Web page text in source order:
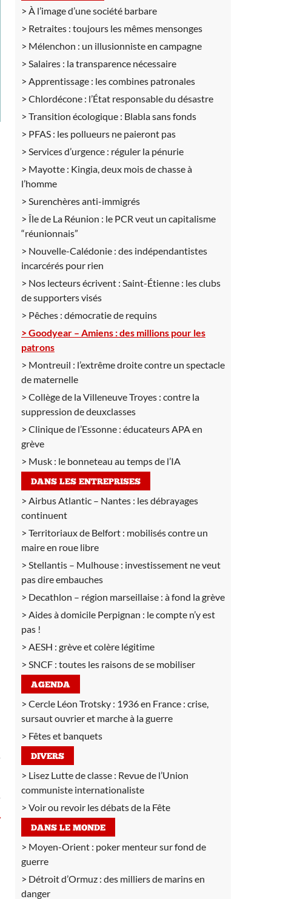
À l’image d’une société barbare
Retraites : toujours les mêmes mensonges
Mélenchon : un illusionniste en campagne
Salaires : la transparence nécessaire
Apprentissage : les combines patronales
Chlordécone : l’État responsable du désastre
Transition écologique : Blabla sans fonds
PFAS : les pollueurs ne paieront pas
Services d’urgence : réguler la pénurie
Mayotte : Kingia, deux mois de chasse à
l’homme
Surenchères anti-immigrés
Île de La Réunion : le PCR veut un capitalisme
“réunionnais”
Nouvelle-Calédonie : des indépendantistes
incarcérés pour rien
Nos lecteurs écrivent : Saint-Étienne : les clubs
de supporters visés
Pêches : démocratie de requins
Goodyear – Amiens :des millions pour les
patrons
Montreuil : l’extrême droite contre un spectacle
de maternelle
Collège de la Villeneuve Troyes : contre la
suppression de deuxclasses
Clinique de l’Essonne : éducateurs APA en
grève
Musk : le bonneteau au temps de l’IA
DANS LES ENTREPRISES
Airbus Atlantic – Nantes : les débrayages
continuent
Territoriaux de Belfort : mobilisés contre un
maire en roue libre
Stellantis – Mulhouse : investissement ne veut
pas dire embauches
Decathlon – région marseillaise : à fond la grève
Aides à domicile Perpignan : le compte n’y est
pas !
AESH : grève et colère légitime
SNCF : toutes les raisons de se mobiliser
AGENDA
Cercle Léon Trotsky : 1936 en France : crise,
sursaut ouvrier et marche à la guerre
Fêtes et banquets
DIVERS
Lisez Lutte de classe : Revue de l’Union
communiste internationaliste
Voir ou revoir les débats de la Fête
DANS LE MONDE
Moyen-Orient : poker menteur sur fond de
guerre
Détroit d’Ormuz : des milliers de marins en
danger